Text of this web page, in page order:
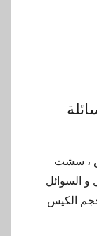
، سشت
و السوائل